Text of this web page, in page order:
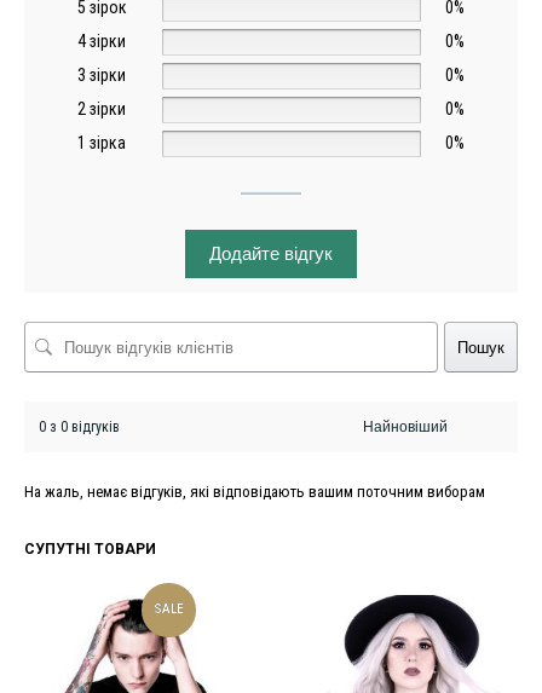
5 зірок
0%
4 зірки
0%
3 зірки
0%
2 зірки
0%
1 зірка
0%
Додайте відгук
Пошук
0 з 0 відгуків
На жаль, немає відгуків, які відповідають вашим поточним виборам
СУПУТНІ ТОВАРИ
SALE